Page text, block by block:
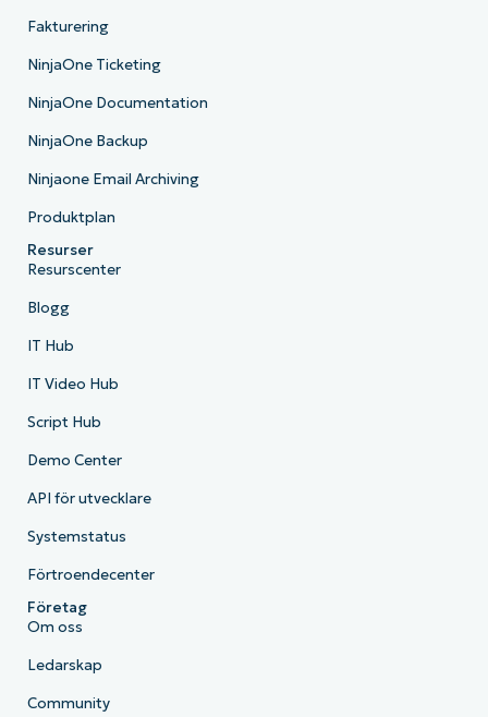
Fakturering
NinjaOne Ticketing
NinjaOne Documentation
NinjaOne Backup
Ninjaone Email Archiving
Produktplan
Resurser
Resurscenter
Blogg
IT Hub
IT Video Hub
Script Hub
Demo Center
API för utvecklare
Systemstatus
Förtroendecenter
Företag
Om oss
Ledarskap
Community